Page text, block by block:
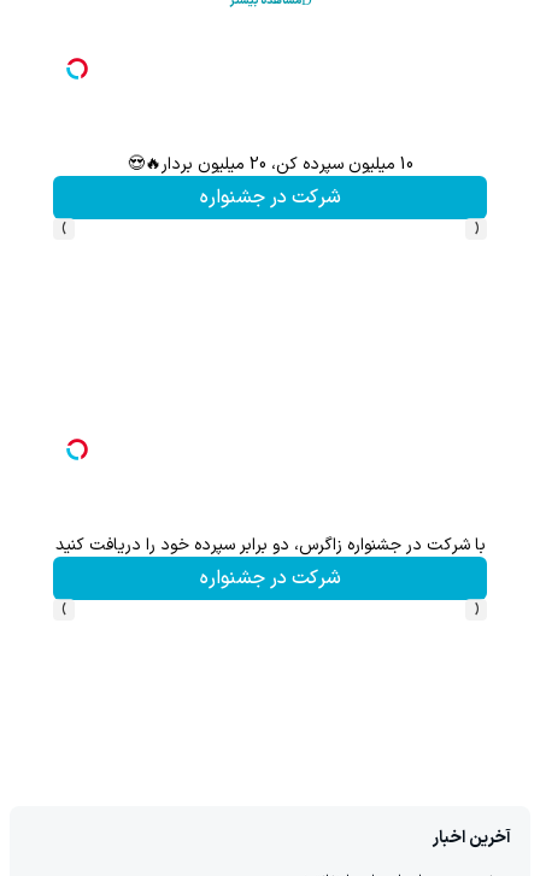
10 میلیون سپرده کن، 20 میلیون بردار🔥😍
شرکت در جشنواره
‹
›
با شرکت در جشنواره زاگرس، دو برابر سپرده خود را دریافت کنید
شرکت در جشنواره
‹
›
آخرین اخبار